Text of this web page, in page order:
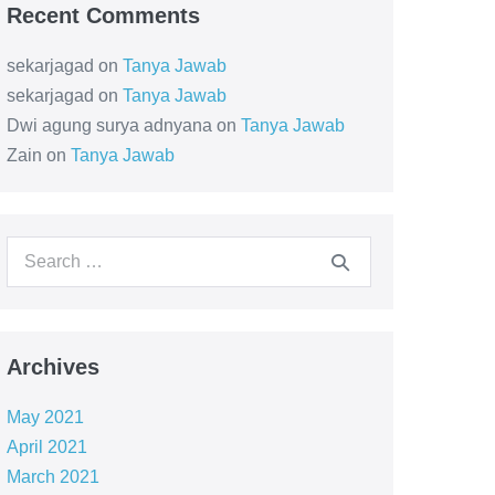
Recent Comments
sekarjagad on Tanya Jawab
sekarjagad on Tanya Jawab
Dwi agung surya adnyana on Tanya Jawab
Zain on Tanya Jawab
Archives
May 2021
April 2021
March 2021